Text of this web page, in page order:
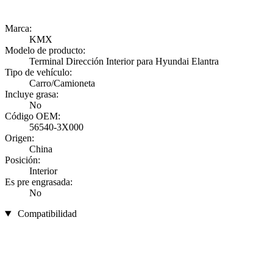
Marca:
KMX
Modelo de producto:
Terminal Dirección Interior para Hyundai Elantra
Tipo de vehículo:
Carro/Camioneta
Incluye grasa:
No
Código OEM:
56540-3X000
Origen:
China
Posición:
Interior
Es pre engrasada:
No
Compatibilidad